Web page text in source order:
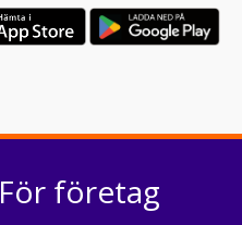
För företag